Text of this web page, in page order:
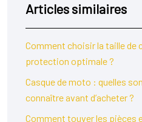
Articles similaires
Comment choisir la taille de
protection optimale ?
Casque de moto : quelles
connaître avant d’acheter ?
Comment touver les pièces